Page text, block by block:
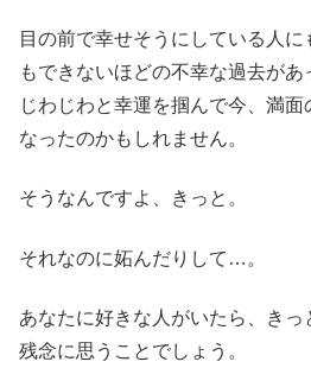
目の前で幸せそうにしている人
もできないほどの不幸な過去が
じわじわと幸運を掴んで今、満
なったのかもしれません。
そうなんですよ、きっと。
それなのに妬んだりして…。
あなたに好きな人がいたら、き
残念に思うことでしょう。